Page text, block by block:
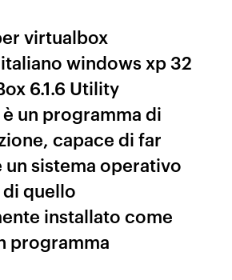
virtualbox
windows xp 32
6.1.6 Utility
un programma di
capace di far
un sistema operativo
quello
installato come
programma